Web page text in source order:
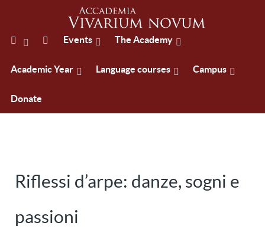
Events The Academy
Academic Year Language courses Campus
Donate
Riflessi d’arpe: danze, sogni e
passioni